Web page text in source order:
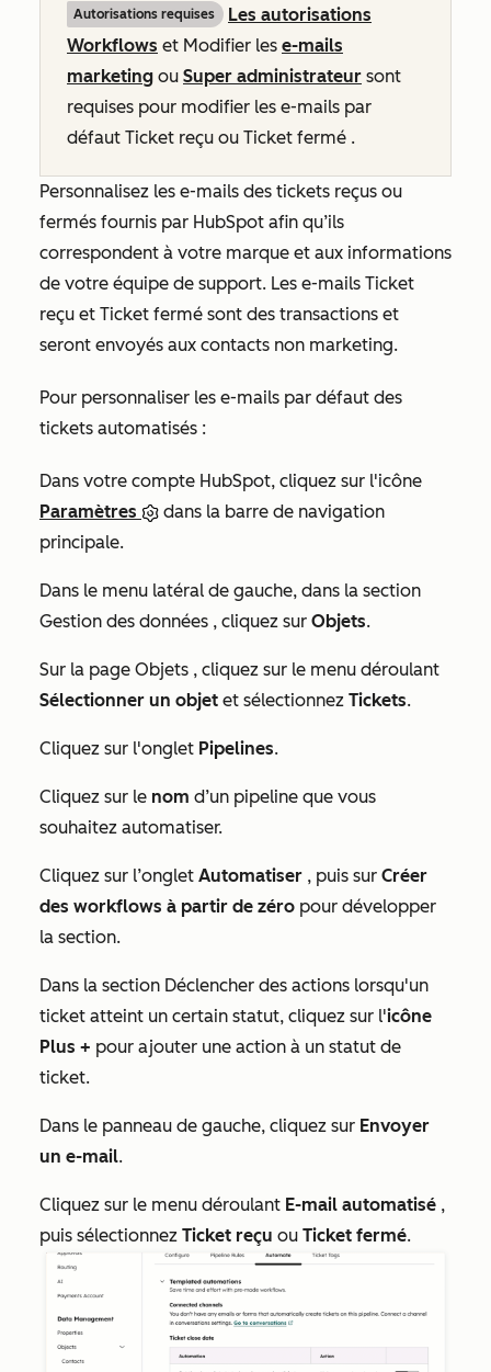
Autorisations requises
Les autorisations
Workflows et Modifier les e-mails
marketing ou Super administrateur sont
requises pour modifier les e-mails par
défaut Ticket reçu ou Ticket fermé .
Personnalisez les e-mails des tickets reçus ou
fermés fournis par HubSpot afin qu’ils
correspondent à votre marque et aux informations
de votre équipe de support. Les e-mails Ticket
reçu et Ticket fermé sont des transactions et
seront envoyés aux contacts non marketing.
Pour personnaliser les e-mails par défaut des
tickets automatisés :
Dans votre compte HubSpot, cliquez sur l'icône
Paramètres
dans la barre de navigation
principale.
Dans le menu latéral de gauche, dans la section
Gestion des données , cliquez sur Objets.
Sur la page Objets , cliquez sur le menu déroulant
Sélectionner un objet et sélectionnez Tickets.
Cliquez sur l'onglet Pipelines.
Cliquez sur le nom d’un pipeline que vous
souhaitez automatiser.
Cliquez sur l’onglet Automatiser , puis sur Créer
des workflows à partir de zéro pour développer
la section.
Dans la section Déclencher des actions lorsqu'un
ticket atteint un certain statut, cliquez sur l'icône
Plus + pour ajouter une action à un statut de
ticket.
Dans le panneau de gauche, cliquez sur Envoyer
un e-mail.
Cliquez sur le menu déroulant E-mail automatisé ,
puis sélectionnez Ticket reçu ou Ticket fermé.